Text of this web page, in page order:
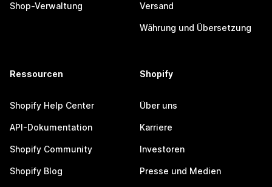
Shop-Verwaltung Versand
Währung und Übersetzung
Ressourcen
Shopify Help Center
API-Dokumentation
Shopify Community
Shopify Blog
Shopify
Über uns
Karriere
Investoren
Presse und Medien